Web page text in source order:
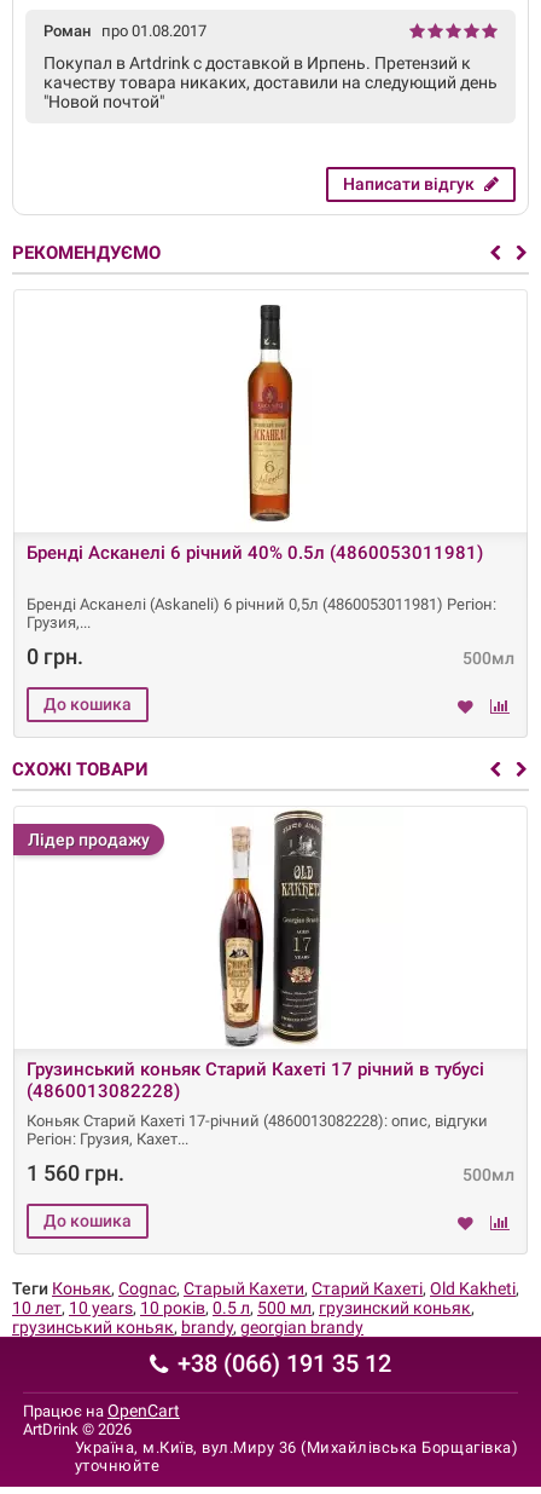
Роман про 01.08.2017
Покупал в Artdrink с доставкой в Ирпень. Претензий к
качеству товара никаких, доставили на следующий день
"Новой почтой"
Написати відгук
РЕКОМЕНДУЄМО
Бренді Асканелі 6 річний 40% 0.5л (4860053011981)
Бренді Асканелі (Askaneli) 6 річний 0,5л (4860053011981) Регіон:
Грузия,
500мл
0 грн.
СХОЖІ ТОВАРИ
Лідер продажу
Грузинський коньяк Старий Кахеті 17 річний в тубусі
(4860013082228)
Коньяк Старий Кахеті 17-річний (4860013082228): опис, відгуки
Регіон: Грузия, Кахет
500мл
1 560 грн.
Теги Коньяк, Cognac, Старый Кахети, Старий Кахеті, Old Kakheti,
10 лет, 10 years, 10 років, 0.5 л, 500 мл, грузинский коньяк,
грузинський коньяк, brandy, georgian brandy
+38 (066) 191 35 12
Працює на OpenCart
ArtDrink © 2026
Україна, м.Київ, вул.Миру 36 (Михайлівська Борщагівка)
уточнюйте